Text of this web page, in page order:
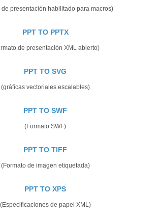
de presentación habilitado para macros)
PPT TO PPTX
de presentación XML abierto)
PPT TO SVG
(gráficas vectoriales escalables)
PPT TO SWF
(Formato SWF)
PPT TO TIFF
(Formato de imagen etiquetada)
PPT TO XPS
(Especificaciones de papel XML)